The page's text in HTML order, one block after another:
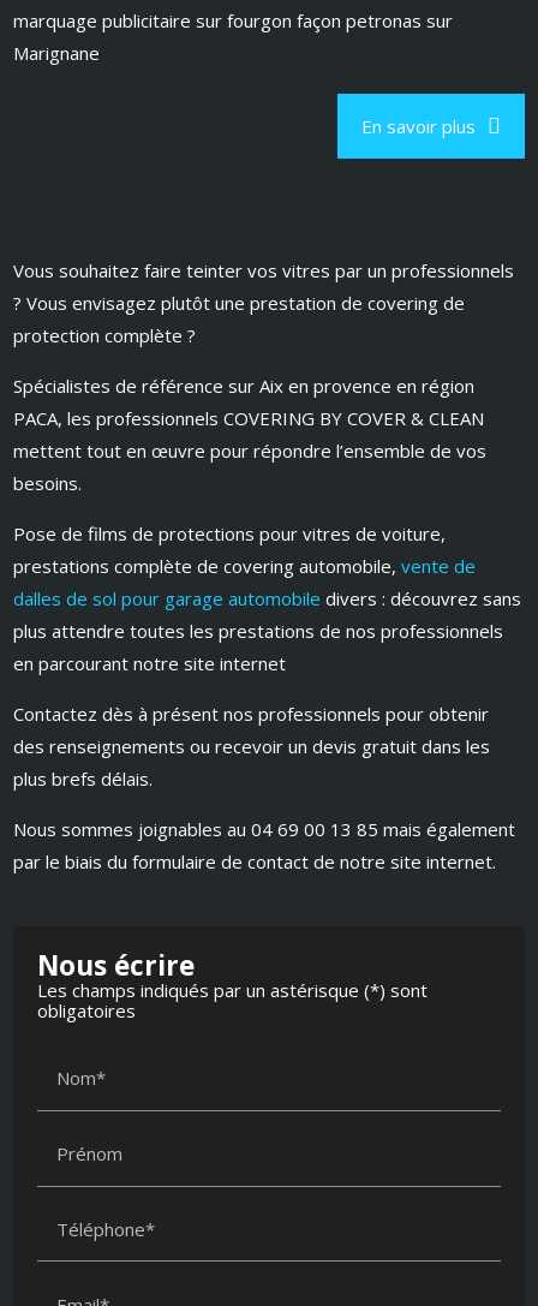
marquage publicitaire sur fourgon façon petronas sur
Marignane
En savoir plus
Vous souhaitez faire teinter vos vitres par un professionnels
? Vous envisagez plutôt une prestation de covering de
protection complète ?
Spécialistes de référence sur Aix en provence en région
PACA, les professionnels COVERING BY COVER & CLEAN
mettent tout en œuvre pour répondre l’ensemble de vos
besoins.
Pose de films de protections pour vitres de voiture,
prestations complète de covering automobile,vente de
dalles de sol pour garage automobile divers : découvrez sans
plus attendre toutes les prestations de nos professionnels
en parcourant notre site internet
Contactez dès à présent nos professionnels pour obtenir
des renseignements ou recevoir un devis gratuit dans les
plus brefs délais.
Nous sommes joignables au 04 69 00 13 85 mais également
par le biais du formulaire de contact de notre site internet.
Nous écrire
Les champs indiqués par un astérisque (*) sont
obligatoires
Nom*
Prénom
Téléphone*